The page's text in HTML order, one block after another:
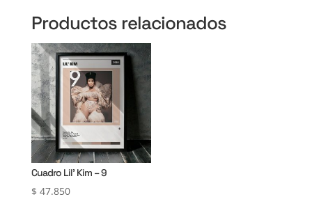
Productos relacionados
Cuadro Lil’ Kim – 9
$ 47.850